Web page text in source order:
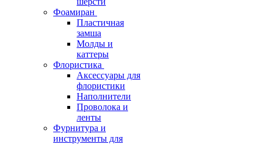
Фоамиран
Пластичная
замша
Молды и
каттеры
Флористика
Аксессуары для
флористики
Наполнители
Проволока и
ленты
Фурнитура и
инструменты для